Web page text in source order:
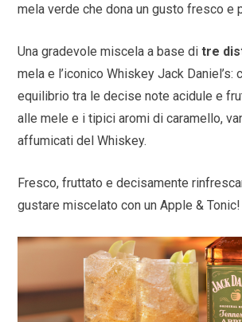
mela verde che dona un gusto fresco e
Una gradevole miscela a base ditre
mela e l’iconico Whiskey Jack Daniel’s:
equilibrio tra le decise note acidule e
alle mele e i tipici aromi di caramello,
affumicati del Whiskey.
Fresco, fruttato e decisamente
gustare miscelato con un Apple & Tonic!